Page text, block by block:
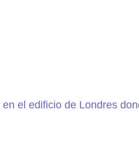
el edificio de Londres